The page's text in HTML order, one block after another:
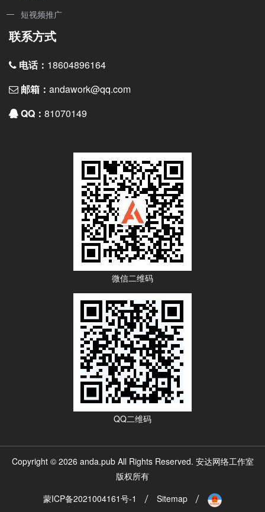
短视频推广
联系方式
电话： 18604896164
邮箱： andawork@qq.com
QQ： 81070149
微信二维码
QQ二维码
Copyright © 2026 anda.pub All Rights Reserved. 安达网络工作室
版权所有
蒙ICP备2021004161号-1
Sitemap